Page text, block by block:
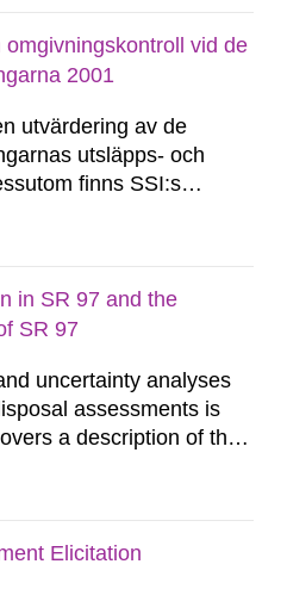
processes relevant to the
safety in the
vid de
2001
utvärdering av de
utsläpps- och
finns SSI:s
De doser som
Utsläppen till luft
in SR 97 and the
SR 97
uncertainty analyses
assessments is
a description of the
SR 97. Stephen Hora
radioactive waste
Elicitation